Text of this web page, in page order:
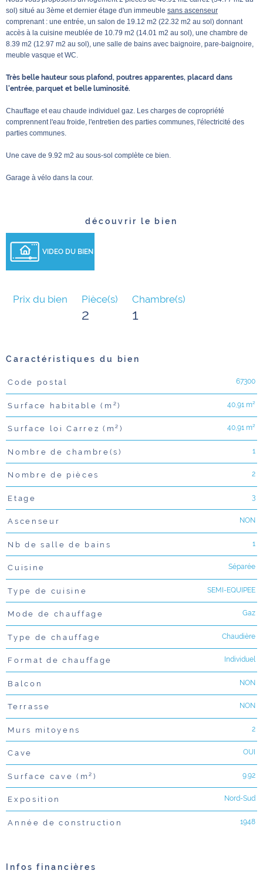
sol) situé au 3ème et dernier étage d'un immeuble sans ascenseur
comprenant : une entrée, un salon de 19.12 m2 (22.32 m2 au sol) donnant
accès à la cuisine meublée de 10.79 m2 (14.01 m2 au sol), une chambre de
8.39 m2 (12.97 m2 au sol), une salle de bains avec baignoire, pare-baignoire,
meuble vasque et WC.
Très belle hauteur sous plafond, poutres apparentes, placard dans
l'entrée, parquet et belle luminosité.
Chauffage et eau chaude individuel gaz. Les charges de copropriété
comprennent l'eau froide, l'entretien des parties communes, l'électricité des
parties communes.
Une cave de 9.92 m2 au sous-sol complète ce bien.
Garage à vélo dans la cour.
découvrir le bien
VIDEO DU BIEN
Prix du bien Pièce(s)
2
Chambre(s)
1
Caractéristiques du bien
Caractéristiques
Code postal 67300
Surface habitable (m²) 40,91 m²
Surface loi Carrez (m²) 40,91 m²
Nombre de chambre(s) 1
Nombre de pièces 2
Etage 3
Ascenseur NON
Nb de salle de bains 1
Cuisine Séparée
Type de cuisine SEMI-EQUIPEE
Mode de chauffage Gaz
Type de chauffage Chaudière
Format de chauffage Individuel
Balcon NON
Terrasse NON
Murs mitoyens 2
Cave OUI
Surface cave (m²) 9.92
Exposition Nord-Sud
Année de construction 1948
Infos financières